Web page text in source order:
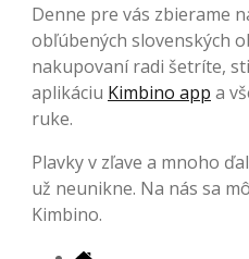
Denne pre vás zbierame
obľúbených slovenských
nakupovaní radi šetríte,
aplikáciu Kimbino app a
ruke.
Plavky v zľave a mnoho
už neunikne. Na nás sa
Kimbino.